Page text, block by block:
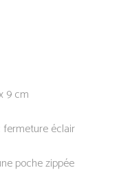
9 cm
éclair
poche zippée